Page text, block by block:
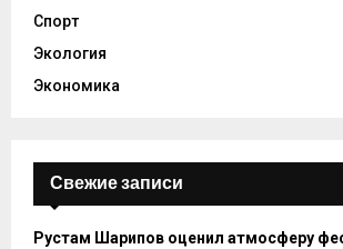
Спорт
Экология
Экономика
Свежие записи
Рустам Шарипов оценил атмосферу